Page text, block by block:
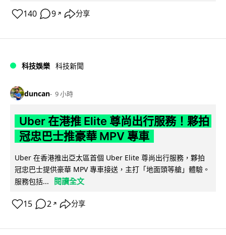
140 9 ↗ 分享
科技娛樂 科技新聞
duncan 9 小時
Uber 在港推 Elite 尊尚出行服務！夥拍
冠忠巴士推豪華 MPV 專車
Uber 在香港推出亞太區首個 Uber Elite 尊尚出行服務，夥拍
冠忠巴士提供豪華 MPV 專車接送，主打「地面頭等艙」體驗。
服務包括...
閱讀全文
15 2 ↗ 分享